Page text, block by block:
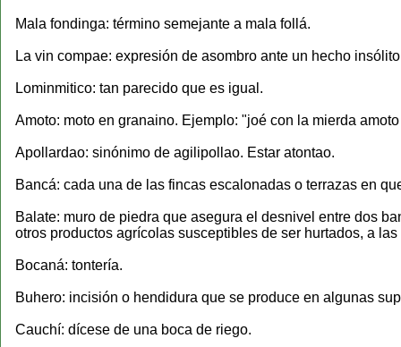
Mala fondinga: término semejante a mala follá.
La vin compae: expresión de asombro ante un hecho
Lominmitico: tan parecido que es igual.
Amoto: moto en granaino. Ejemplo: "joé con la mierda
Apollardao: sinónimo de agilipollao. Estar atontao.
Bancá: cada una de las fincas escalonadas o terrazas en
Balate: muro de piedra que asegura el desnivel entre dos
otros productos agrícolas susceptibles de ser hurtados, a
Bocaná: tontería.
Buhero: incisión o hendidura que se produce en algunas
Cauchí: dícese de una boca de riego.